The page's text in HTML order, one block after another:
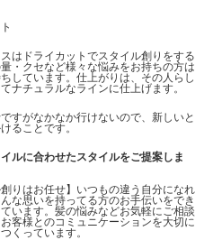
はドライカットでスタイル創りをする
・クセなど様々な悩みをお持ちの方は
しています。仕上がりは、その人らし
ナチュラルなラインに仕上げます。
すがなかなか行けないので、新しいと
ることです。
ルに合わせたスタイルをご提案しま
創りはお任せ】いつもの違う自分になれ
な思いを持ってる方のお手伝いをでき
います。髪の悩みなどお気軽にご相談
客様とのコミュニケーションを大切に
くっています。